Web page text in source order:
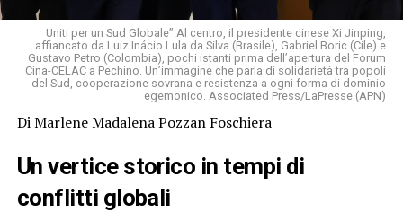
Uniti per un Sud Globale”:Al centro, il presidente cinese Xi Jinping,
affiancato da Luiz Inácio Lula da Silva (Brasile), Gabriel Boric (Cile) e
Gustavo Petro (Colombia), pochi istanti prima dell’apertura del Forum
Cina-CELAC a Pechino. Un’immagine che parla di solidarietà tra popoli
del Sud, cooperazione sovrana e resistenza a ogni forma di dominio
egemonico. Associated Press/LaPresse (APN)
Di Marlene Madalena Pozzan Foschiera
Un vertice storico in tempi di
conflitti globali